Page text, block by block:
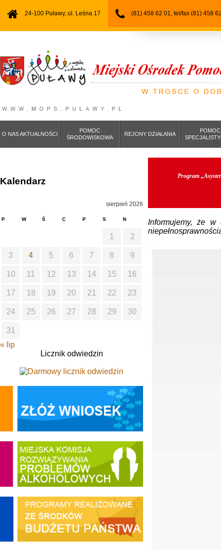
24-100 Puławy, ul. Leśna 17 (81) 458 62 01, tel/fax (81) 458
O NAS AKTUALNOŚCI
POMOC
ŚRODOWISKOWA
REJONY DZIAŁANIA
POMOC
Program
Informujemy, że w
Kalendarz
sierpień 2026
P W Ś C P S N
1 2
3 4 5 6 7 8 9
10 11 12 13 14 15 16
17 18 19 20 21 22 23
24 25 26 27 28 29 30
31
« lip
Licznik odwiedzin